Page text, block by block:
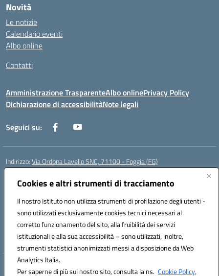
Cookies e altri strumenti di tracciamento
Il nostro Istituto non utilizza strumenti di profilazione degli utenti -
sono utilizzati esclusivamente cookies tecnici necessari al
corretto funzionamento del sito, alla fruibilità dei servizi
istituzionali e alla sua accessibilità – sono utilizzati, inoltre,
strumenti statistici anonimizzati messi a disposizione da Web
Analytics Italia.
Per saperne di più sul nostro sito, consulta la ns. Cookie Policy.
Novità
Le notizie
Calendario eventi
Albo online
Contatti
Amministrazione TrasparenteAlbo onlinePrivacy Policy
Dichiarazione di accessibilitàNote legali
Seguici su:
Indirizzo:Via Ordona Lavello SNC, 71100 - Foggia (FG)
Centralino:
Posta elettronica certificata (PEC):fgmm00700x@pec.istruzione.it
Codice fiscale: 80002860718
Codice meccanografico:FGMM00700X
Codice Indice delle Pubbliche Amministrazioni (IPA): istsc_fgmm00700x
Codice unico di fatturazione (CUF): UFP3H5
Hosting & Powered by 3D Solution S.r.l.